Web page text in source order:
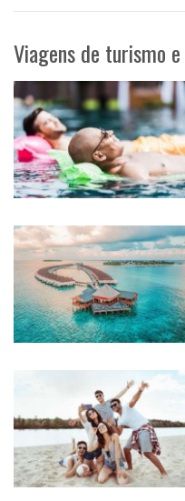
Viagens de turismo